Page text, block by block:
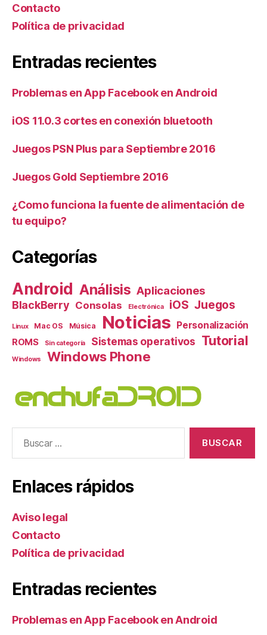
Contacto
Política de privacidad
Entradas recientes
Problemas en App Facebook en Android
iOS 11.0.3 cortes en conexión bluetooth
Juegos PSN Plus para Septiembre 2016
Juegos Gold Septiembre 2016
¿Como funciona la fuente de alimentación de
tu equipo?
Categorías
Android Análisis Aplicaciones
BlackBerry Consolas Electrónica iOS Juegos
Linux Mac OS Música Noticias Personalización
ROMS Sin categoría Sistemas operativos Tutorial
Windows Windows Phone
Enlaces rápidos
Aviso legal
Contacto
Política de privacidad
Entradas recientes
Problemas en App Facebook en Android